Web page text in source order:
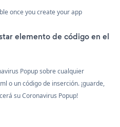
once you create your app
elemento de código en el
Popup sobre cualquier
o un código de inserción. ¡guarde,
su Coronavirus Popup!